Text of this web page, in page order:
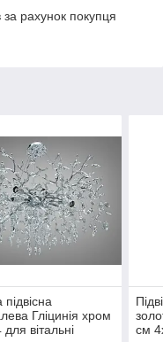
рахунок покупця
Гліцинія хром
вітальні
см